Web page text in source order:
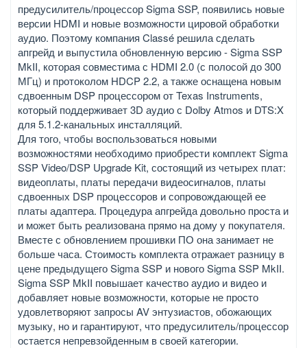
предусилитель/процессор Sigma SSP, появились новые
версии HDMI и новые возможности цировой обработки
аудио. Поэтому компания Classé решила сделать
апгрейд и выпустила обновленную версию - Sigma SSP
MkII, которая совместима с HDMI 2.0 (с полосой до 300
МГц) и протоколом HDCP 2.2, а также оснащена новым
сдвоенным DSP процессором от Texas Instruments,
который поддерживает 3D аудио с Dolby Atmos и DTS:X
для 5.1.2-канальных инсталляций.
Для того, чтобы воспользоваться новыми
возможностями необходимо приобрести комплект Sigma
SSP Video/DSP Upgrade Kit, состоящий из четырех плат:
видеоплаты, платы передачи видеосигналов, платы
сдвоенных DSP процессоров и сопровождающей ее
платы адаптера. Процедура апгрейда довольно проста и
и может быть реализована прямо на дому у покупателя.
Вместе с обновлением прошивки ПО она занимает не
больше часа. Стоимость комплекта отражает разницу в
цене предыдущего Sigma SSP и нового Sigma SSP MkII.
Sigma SSP MkII повышает качество аудио и видео и
добавляет новые возможности, которые не просто
удовлетворяют запросы AV энтузиастов, обожающих
музыку, но и гарантируют, что предусилитель/процессор
остается непревзойденным в своей категории.